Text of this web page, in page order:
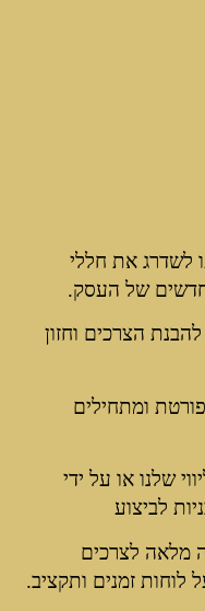
לשדרג את חללי
של העסק.
הצרכים וחזון
ומתחילים
שלנו או על ידי
לביצוע
מלאה לצרכים
זמנים ותקציב.